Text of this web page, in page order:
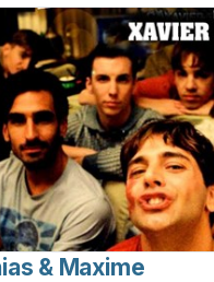
& Maxime